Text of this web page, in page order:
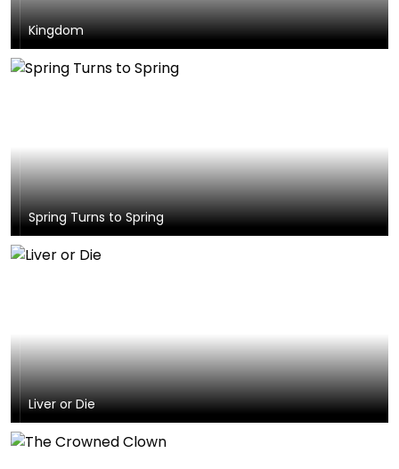
Kingdom
Spring Turns to Spring
Liver or Die